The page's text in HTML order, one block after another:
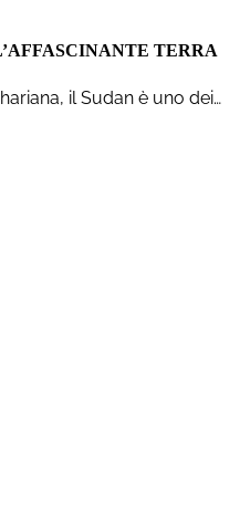
TERRA
il Sudan è uno dei…